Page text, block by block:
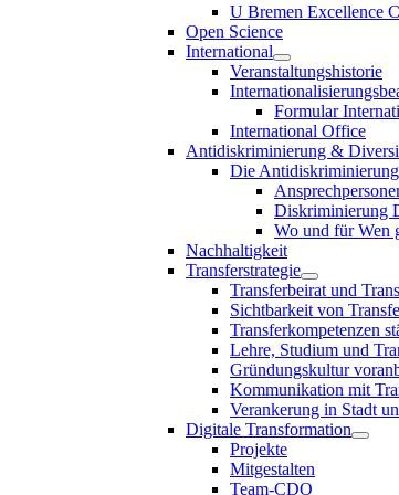
U Bremen Excellence
Open Science
International
Veranstaltungshistorie
Formular
International Office
Antidiskriminierung &
Die
Diskriminierung
Wo und für Wen
Nachhaltigkeit
Transferstrategie
Transferbeirat und
Sichtbarkeit von
Transferkompetenzen
Lehre, Studium und
Gründungskultur
Kommunikation mit
Verankerung in Stadt
Digitale Transformation
Projekte
Mitgestalten
Team-CDO